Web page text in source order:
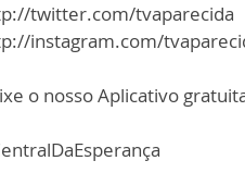
twitter.com/tvaparecida
instagram.com/
o nosso Aplicativo